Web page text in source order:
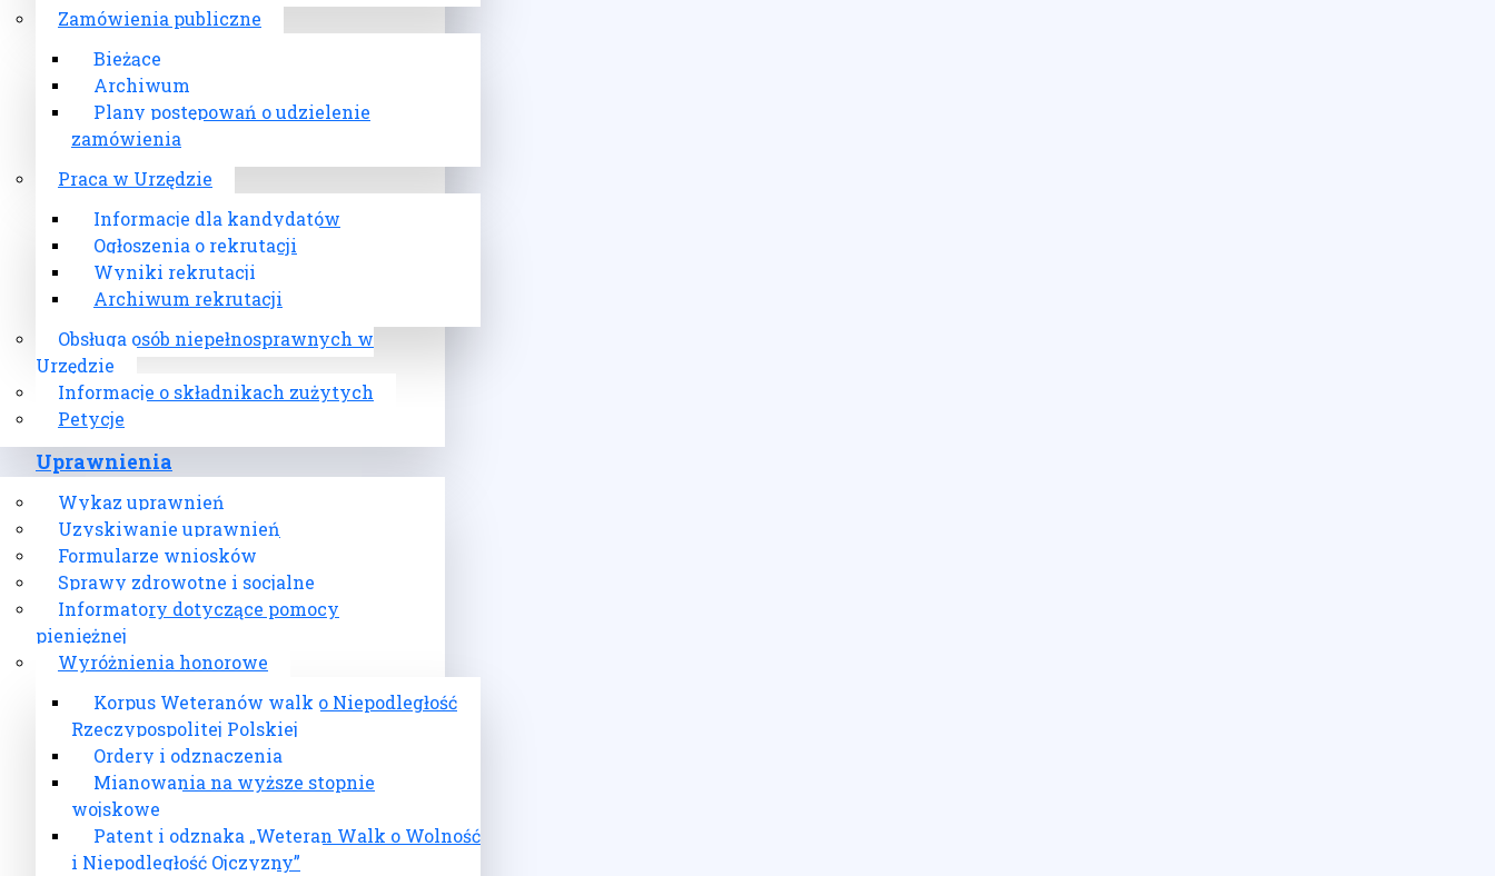
Zamówienia publiczne
Bieżące
Archiwum
Plany postępowań o udzielenie
zamówienia
Praca w Urzędzie
Informacje dla kandydatów
Ogłoszenia o rekrutacji
Wyniki rekrutacji
Archiwum rekrutacji
Obsługa osób niepełnosprawnych w
Urzędzie
Informacje o składnikach zużytych
Petycje
Uprawnienia
Wykaz uprawnień
Uzyskiwanie uprawnień
Formularze wniosków
Sprawy zdrowotne i socjalne
Informatory dotyczące pomocy
pieniężnej
Wyróżnienia honorowe
Korpus Weteranów walk o Niepodległość
Rzeczypospolitej Polskiej
Ordery i odznaczenia
Mianowania na wyższe stopnie
wojskowe
Patent i odznaka „Weteran Walk o Wolność
i Niepodległość Ojczyzny”